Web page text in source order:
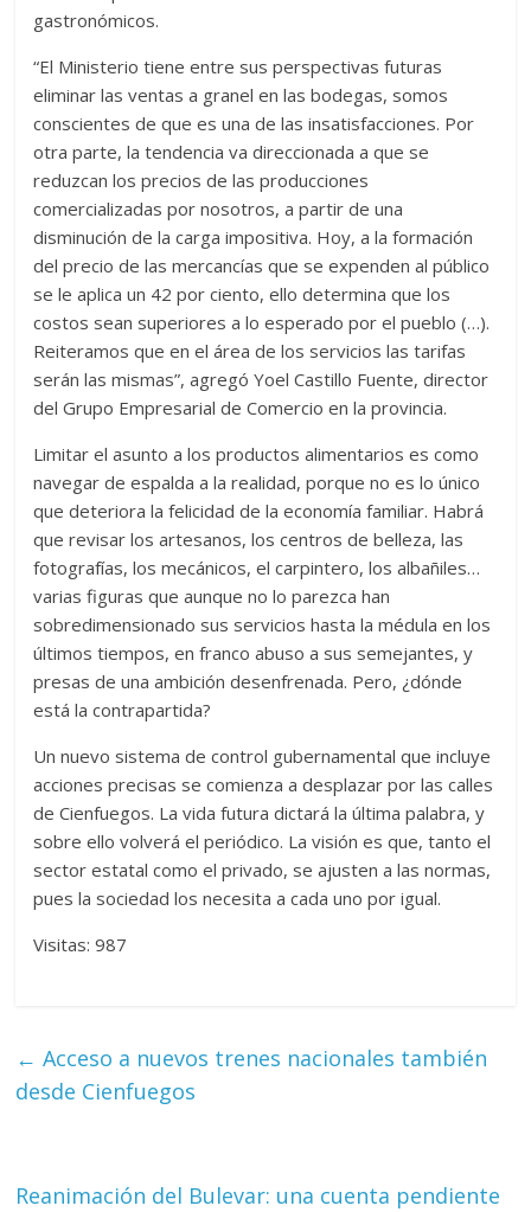
gastronómicos.
“El Ministerio tiene entre sus perspectivas futuras
eliminar las ventas a granel en las bodegas, somos
conscientes de que es una de las insatisfacciones. Por
otra parte, la tendencia va direccionada a que se
reduzcan los precios de las producciones
comercializadas por nosotros, a partir de una
disminución de la carga impositiva. Hoy, a la formación
del precio de las mercancías que se expenden al público
se le aplica un 42 por ciento, ello determina que los
costos sean superiores a lo esperado por el pueblo (…).
Reiteramos que en el área de los servicios las tarifas
serán las mismas”, agregó Yoel Castillo Fuente, director
del Grupo Empresarial de Comercio en la provincia.
Limitar el asunto a los productos alimentarios es como
navegar de espalda a la realidad, porque no es lo único
que deteriora la felicidad de la economía familiar. Habrá
que revisar los artesanos, los centros de belleza, las
fotografías, los mecánicos, el carpintero, los albañiles…
varias figuras que aunque no lo parezca han
sobredimensionado sus servicios hasta la médula en los
últimos tiempos, en franco abuso a sus semejantes, y
presas de una ambición desenfrenada. Pero, ¿dónde
está la contrapartida?
Un nuevo sistema de control gubernamental que incluye
acciones precisas se comienza a desplazar por las calles
de Cienfuegos. La vida futura dictará la última palabra, y
sobre ello volverá el periódico. La visión es que, tanto el
sector estatal como el privado, se ajusten a las normas,
pues la sociedad los necesita a cada uno por igual.
Visitas: 987
← Acceso a nuevos trenes nacionales también
desde Cienfuegos
Reanimación del Bulevar: una cuenta pendiente